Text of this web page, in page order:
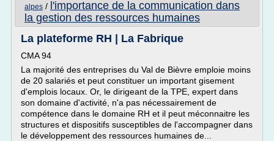
alpes / l'importance de la communication dans
la gestion des ressources humaines
La plateforme RH | La Fabrique
CMA 94
La majorité des entreprises du Val de Bièvre emploie moins
de 20 salariés et peut constituer un important gisement
d'emplois locaux. Or, le dirigeant de la TPE, expert dans
son domaine d'activité, n'a pas nécessairement de
compétence dans le domaine RH et il peut méconnaitre les
structures et dispositifs susceptibles de l'accompagner dans
le développement des ressources humaines de...